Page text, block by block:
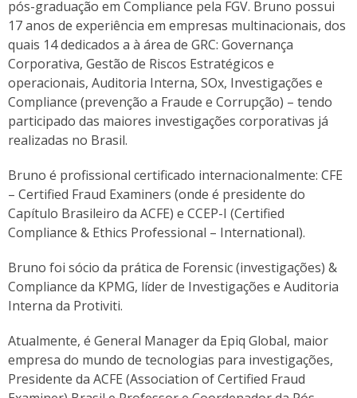
pós-graduação em Compliance pela FGV. Bruno possui
17 anos de experiência em empresas multinacionais, dos
quais 14 dedicados a à área de GRC: Governança
Corporativa, Gestão de Riscos Estratégicos e
operacionais, Auditoria Interna, SOx, Investigações e
Compliance (prevenção a Fraude e Corrupção) – tendo
participado das maiores investigações corporativas já
realizadas no Brasil.
Bruno é profissional certificado internacionalmente: CFE
– Certified Fraud Examiners (onde é presidente do
Capítulo Brasileiro da ACFE) e CCEP-I (Certified
Compliance & Ethics Professional – International).
Bruno foi sócio da prática de Forensic (investigações) &
Compliance da KPMG, líder de Investigações e Auditoria
Interna da Protiviti.
Atualmente, é General Manager da Epiq Global, maior
empresa do mundo de tecnologias para investigações,
Presidente da ACFE (Association of Certified Fraud